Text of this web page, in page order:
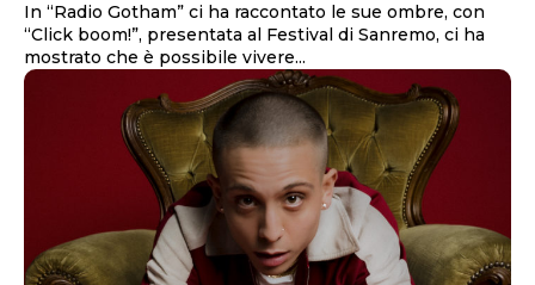
In “Radio Gotham” ci ha raccontato le sue ombre, con
“Click boom!”, presentata al Festival di Sanremo, ci ha
mostrato che è possibile vivere...